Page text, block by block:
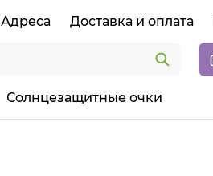
Адреса Доставка и оплата
Солнцезащитные очки